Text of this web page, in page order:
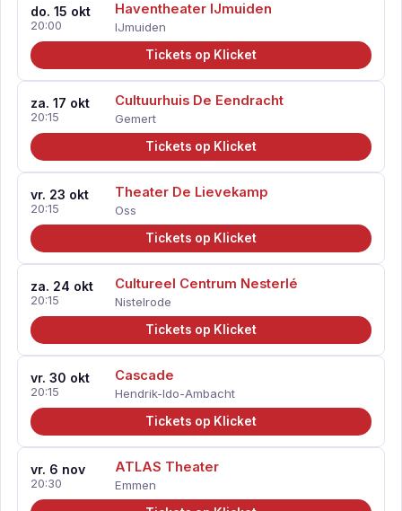
do. 15 okt
20:00
Haventheater IJmuiden
IJmuiden
Tickets op Klicket
za. 17 okt
20:15
Cultuurhuis De Eendracht
Gemert
Tickets op Klicket
vr. 23 okt
20:15
Theater De Lievekamp
Oss
Tickets op Klicket
za. 24 okt
20:15
Cultureel Centrum Nesterlé
Nistelrode
Tickets op Klicket
vr. 30 okt
20:15
Cascade
Hendrik-Ido-Ambacht
Tickets op Klicket
vr. 6 nov
20:30
ATLAS Theater
Emmen